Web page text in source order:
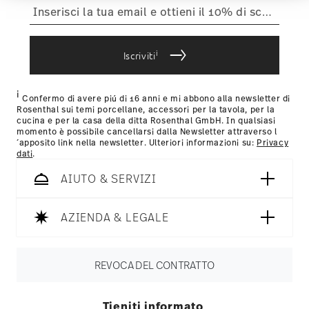
weiteren Daten zusammen, die Sie ihnen
bereitgestellt haben oder die sie im Rahmen Ihrer
articoli in stock. Puoi visualizzare i tempi di consegna per
altri paesiqui.
Fornitore del servizio di spedizione:Spediamo con UPS
(consegna standard) in Italia.
Resi:Per i resi, si prega di utilizzare il nostro servizio resi
Iscrivitii
i Confermo di avere piú di 16 anni e mi abbono alla newsletter di
Rosenthal sui temi porcellane, accessori per la tavola, per la
cucina e per la casa della ditta Rosenthal GmbH. In qualsiasi
momento è possibile cancellarsi dalla Newsletter attraverso l
´apposito link nella newsletter. Ulteriori informazioni su: Privacy
dati.
AIUTO & SERVIZI
AZIENDA & LEGALE
REVOCA DEL CONTRATTO